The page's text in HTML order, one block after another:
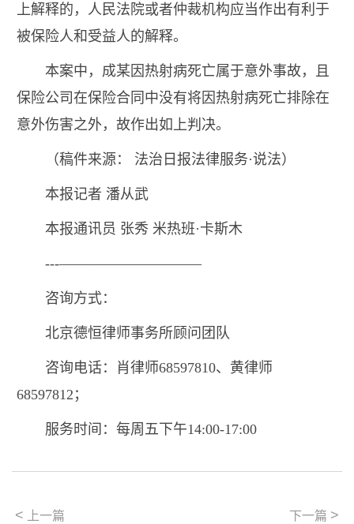
上解释的，人民法院或者仲裁机构应当作出有利于
被保险人和受益人的解释。
本案中，成某因热射病死亡属于意外事故，且
保险公司在保险合同中没有将因热射病死亡排除在
意外伤害之外，故作出如上判决。
（稿件来源： 法治日报法律服务·说法）
本报记者 潘从武
本报通讯员 张秀 米热班·卡斯木
---——————————
咨询方式：
北京德恒律师事务所顾问团队
咨询电话：肖律师68597810、黄律师
68597812；
服务时间：每周五下午14:00-17:00
< 上一篇 下一篇 >